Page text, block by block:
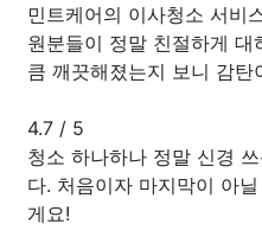
민트케어의 이사청소 서비
원분들이 정말 친절하게
큼 깨끗해졌는지 보니 감탄
4.7 / 5
청소 하나하나 정말 신경
다. 처음이자 마지막이 아
게요!